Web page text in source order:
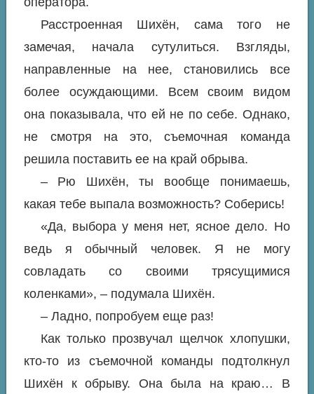
Расстроенная Шихён, сама того не
замечая, начала сутулиться. Взгляды,
направленные на нее, становились все
более осуждающими. Всем своим видом
она показывала, что ей не по себе. Однако,
не смотря на это, съемочная команда
решила поставить ее на край обрыва.
– Рю Шихён, ты вообще понимаешь,
какая тебе выпала возможность? Соберись!
«Да, выбора у меня нет, ясное дело. Но
ведь я обычный человек. Я не могу
совладать со своими трясущимися
коленками», – подумала Шихён.
– Ладно, попробуем еще раз!
Как только прозвучал щелчок хлопушки,
кто-то из съемочной команды подтолкнул
Шихён к обрыву. Она была на краю… В